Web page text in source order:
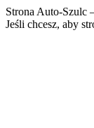
Strona Auto-Szulc
Jeśli chcesz, aby